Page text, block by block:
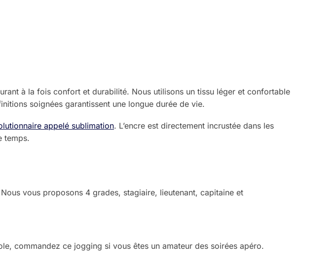
à la fois confort et durabilité. Nous utilisons un tissu léger et confortable
soignées garantissent une longue durée de vie.
appelé sublimation. L’encre est directement incrustée dans les
temps.
vous proposons 4 grades, stagiaire, lieutenant, capitaine et
commandez ce jogging si vous êtes un amateur des soirées apéro.